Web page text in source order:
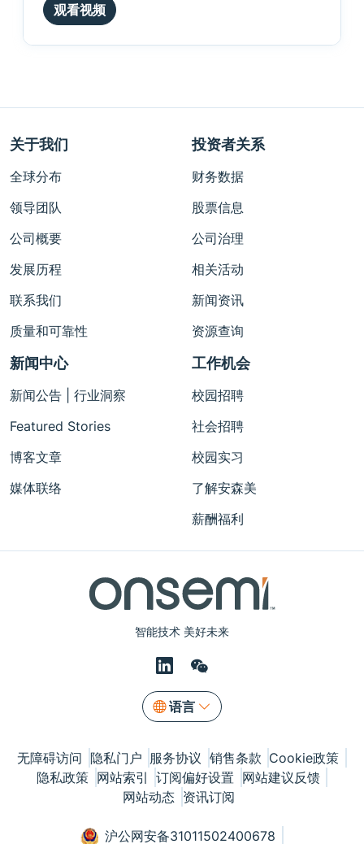
观看视频
智能技术 美好未来
语言
关于我们
全球分布
领导团队
公司概要
发展历程
联系我们
质量和可靠性
投资者关系
财务数据
股票信息
公司治理
相关活动
新闻资讯
资源查询
新闻中心
新闻公告 | 行业洞察
Featured Stories
博客文章
媒体联络
工作机会
校园招聘
社会招聘
校园实习
了解安森美
薪酬福利
无障碍访问 隐私门户 服务协议 销售条款 Cookie政策
隐私政策 网站索引 订阅偏好设置 网站建议反馈
网站动态 资讯订阅
沪公网安备31011502400678